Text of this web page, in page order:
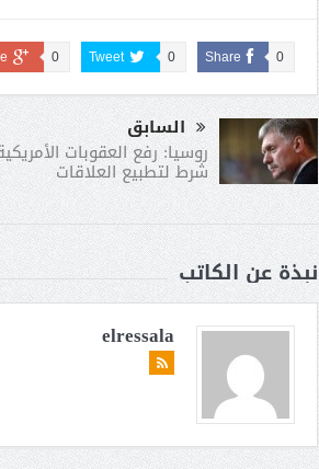
Share 0
Tweet 0
0
السابق
روسيا: رفع العقوبات
شرط لتطبيع العلاقات
نبذة عن الكاتب
elressala